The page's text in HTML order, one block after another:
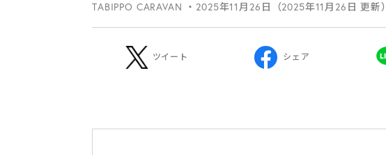
TABIPPO CARAVAN ・2025年11月26日（2025年11月26日 更新）
ツイート シェア